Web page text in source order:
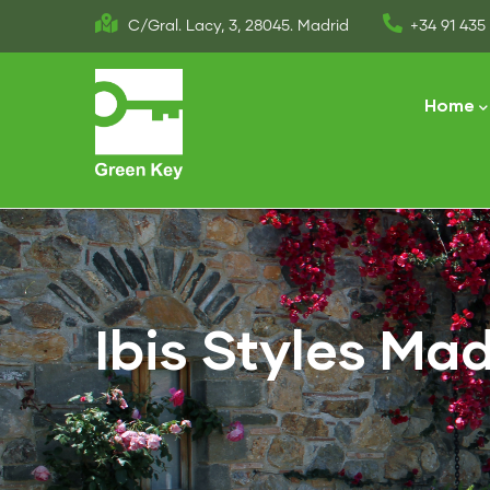
to
C/Gral. Lacy, 3, 28045. Madrid +34 91 435
Home
Ibis Styles